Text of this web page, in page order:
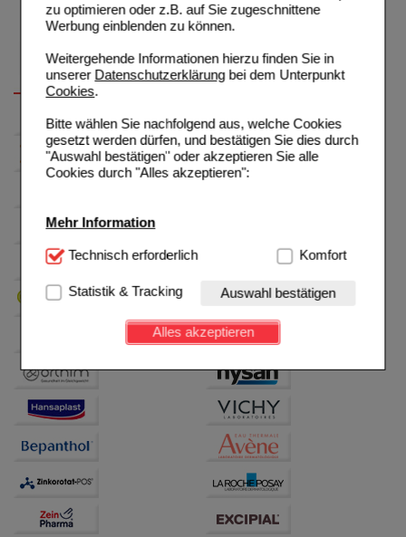
zu optimieren oder z.B. auf Sie zugeschnittene
Werbung einblenden zu können.
Weitergehende Informationen hierzu finden Sie in
unserer Datenschutzerklärungbei dem Unterpunkt
Cookies.
Bitte wählen Sie nachfolgend aus, welche Cookies
gesetzt werden dürfen, und bestätigen Sie dies durch
"Auswahl bestätigen" oder akzeptieren Sie alle
Cookies durch "Alles akzeptieren":
Mehr Information
Technisch Notwendig:Hierbei handelt es sich um
Website notwendig sind (z.B. Navigation, Warenkorb,
Kundenkonto), weshalb auf diese nicht verzichtet
werden kann.
Einkaufserlebnis noch ansprechender zu gestalten,
beispielsweise für die Wiedererkennung des
Besuchers oder unsere Seite an bevorzugte
Verhaltensweisen (z.B. Spracheinstellung)
anzupassen. Komfort-Cookies ermöglichen es uns
auch auf Ihre Bedürfnisse zugeschrittene Inhalte
betreiben.
Statistik & Tracking:
Hierüber lassen sich
Informationen über die Art und Weise der Nutzung
Technisch erforderlich Komfort
Statistik & Tracking Auswahl bestätigen
Alles akzeptieren